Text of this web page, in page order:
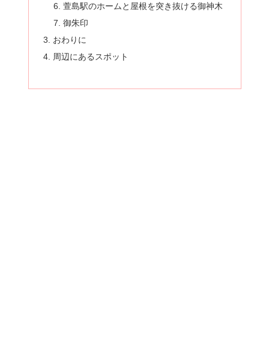
萱島駅のホームと屋根を突き抜ける御神木
御朱印
おわりに
周辺にあるスポット